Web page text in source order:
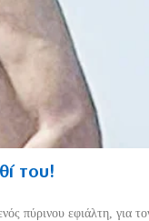
του!
πύρινου εφιάλτη, για